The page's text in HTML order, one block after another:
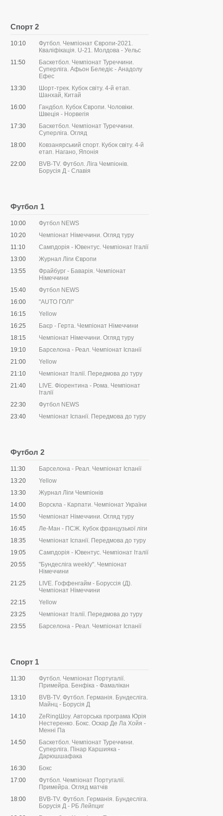
Спорт 2
10:10
Футбол. Чемпіонат Європи-2021.
Кваліфікація. U-21. Молдова - Уельс
11:50
Баскетбол. Чемпіонат Туреччини.
Суперліга. Афьон Беледіє - Анадолу
Ефес
13:30
Шорт-трек. Кубок світу. 4-й етап.
Шанхай, Китай
16:00
Гандбол. Кубок Європи. Чоловіки.
Швеція - Норвегія
17:30
Баскетбол. Чемпіонат Туреччини.
Суперліга. Огляд
18:00
Ковзанярський спорт. Кубок світу. 4-й
етап. Нагано, Японія
22:00
BVB-TV. Футбол. Ліга Чемпіонів.
Борусія Д - Славія
Футбол 1
10:00
Футбол NEWS
10:20
Чемпіонат Німеччини. Огляд туру
11:10
Сампдорія - Ювентус. Чемпіонат Італії
13:00
Журнал Ліги Європи
13:55
Фрайбург - Баварія. Чемпіонат
Німеччини
15:40
Футбол NEWS
16:00
"AUTO ГОЛ!"
16:15
Yellow
16:25
Баєр - Герта. Чемпіонат Німеччини
18:15
Чемпіонат Німеччини. Огляд туру
19:10
Барселона - Реал. Чемпіонат Іспанії
21:00
Yellow
21:10
Чемпіонат Італії. Передмова до туру
21:40
LIVE. Фіорентина - Рома. Чемпіонат
Італії
22:30
Футбол NEWS
23:40
Чемпіонат Іспанії. Передмова до туру
Футбол 2
11:30
Барселона - Реал. Чемпіонат Іспанії
13:20
Yellow
13:30
Журнал Ліги Чемпіонів
14:00
Ворскла - Карпати. Чемпіонат України
15:50
Чемпіонат Німеччини. Огляд туру
16:45
Ле-Ман - ПСЖ. Кубок французької ліги
18:35
Чемпіонат Іспанії. Передмова до туру
19:05
Сампдорія - Ювентус. Чемпіонат Італії
20:55
"Бундесліга weekly". Чемпіонат
Німеччини
21:25
LIVE. Гоффенгайм - Боруссія (Д).
Чемпіонат Німеччини
22:15
Yellow
23:25
Чемпіонат Італії. Передмова до туру
23:55
Барселона - Реал. Чемпіонат Іспанії
Спорт 1
11:30
Футбол. Чемпіонат Португалії.
Примейра. Бенфіка - Фамалікан
13:10
BVB-TV. Футбол. Германія. Бундесліга.
Майнц - Борусія Д
14:10
ZeRingШоу. Авторська програма Юрія
Нестеренко. Бокс. Оскар Де Ла Хойя -
Менні Па
14:50
Баскетбол. Чемпіонат Туреччини.
Суперліга. Пінар Каршияка -
Дарюшшафака
16:30
Бокс
17:00
Футбол. Чемпіонат Португалії.
Примейра. Огляд матчів
18:00
BVB-TV. Футбол. Германія. Бундесліга.
Борусія Д - РБ Лейпциг